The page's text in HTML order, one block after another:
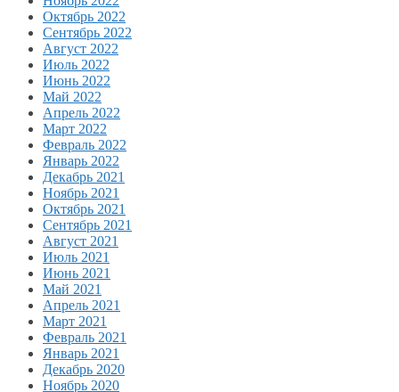
Октябрь 2022
Сентябрь 2022
Август 2022
Июль 2022
Июнь 2022
Май 2022
Апрель 2022
Март 2022
Февраль 2022
Январь 2022
Декабрь 2021
Ноябрь 2021
Октябрь 2021
Сентябрь 2021
Август 2021
Июль 2021
Июнь 2021
Май 2021
Апрель 2021
Март 2021
Февраль 2021
Январь 2021
Декабрь 2020
Ноябрь 2020